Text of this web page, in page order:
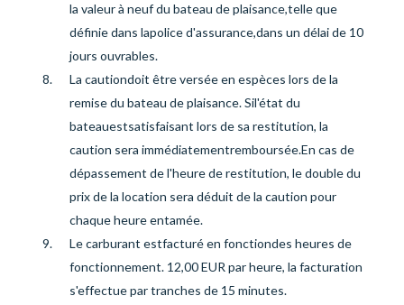
la valeur à neuf du bateau de plaisance,telle que
définiedans lapolice d'assurance,dans un délai de 10
jours ouvrables.
La cautiondoit être versée en espèces lors de la
remise du bateau de plaisance. Sil'état du
bateauestsatisfaisant lors de sa restitution, la
caution sera immédiatementremboursée.En cas de
dépassement de l'heure de restitution, le double du
prix de la location sera déduit de la caution pour
chaque heure entamée.
Le carburant estfacturéen fonctiondes heures de
fonctionnement. 12,00 EUR par heure, la facturation
s'effectue par tranches de 15 minutes.